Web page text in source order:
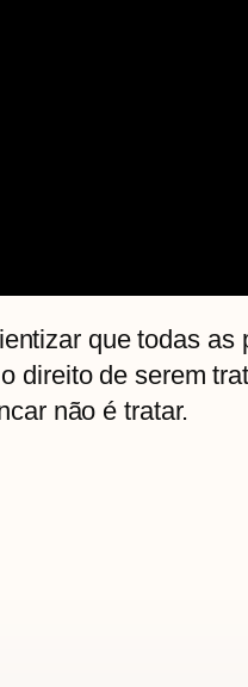
que todas as
direito de serem
não é tratar.